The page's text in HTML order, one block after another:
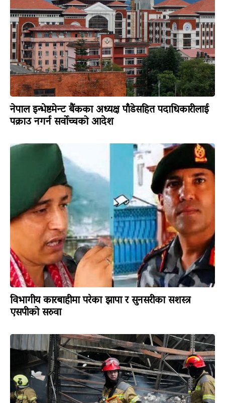
नेपाल इन्भेष्टमेन्ट बैंकका अध्यक्ष पाँडेसहित पदाधिकारीलाई
पक्राउ नगर्न सर्वोच्चको आदेश
विभागीय कारबाहीमा परेका झापा र सुनसरीका सशस्त्र
एसपीको सरुवा